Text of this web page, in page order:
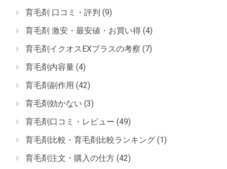
育毛剤 口コミ・評判 (9)
育毛剤 激安・最安値・お買い得 (4)
育毛剤イクオスEXプラスの考察 (7)
育毛剤内容量 (4)
育毛剤副作用 (42)
育毛剤効かない (3)
育毛剤口コミ・レビュー (49)
育毛剤比較・育毛剤比較ランキング (1)
育毛剤注文・購入の仕方 (42)